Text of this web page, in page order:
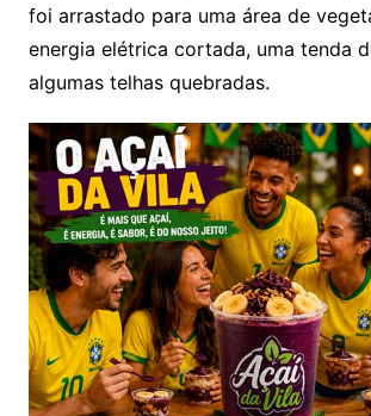
foi arrastado para uma área de
energia elétrica cortada, uma tenda
algumas telhas quebradas.